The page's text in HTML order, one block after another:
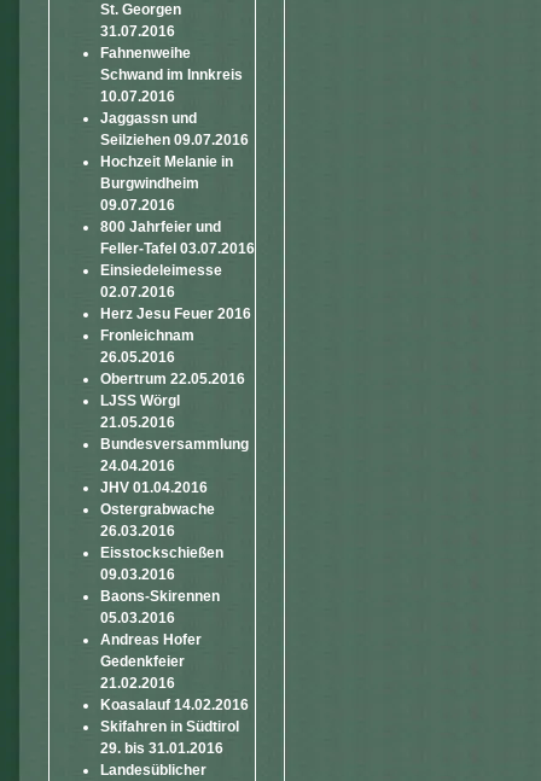
St. Georgen
31.07.2016
Fahnenweihe
Schwand im Innkreis
10.07.2016
Jaggassn und
Seilziehen 09.07.2016
Hochzeit Melanie in
Burgwindheim
09.07.2016
800 Jahrfeier und
Feller-Tafel 03.07.2016
Einsiedeleimesse
02.07.2016
Herz Jesu Feuer 2016
Fronleichnam
26.05.2016
Obertrum 22.05.2016
LJSS Wörgl
21.05.2016
Bundesversammlung
24.04.2016
JHV 01.04.2016
Ostergrabwache
26.03.2016
Eisstockschießen
09.03.2016
Baons-Skirennen
05.03.2016
Andreas Hofer
Gedenkfeier
21.02.2016
Koasalauf 14.02.2016
Skifahren in Südtirol
29. bis 31.01.2016
Landesüblicher